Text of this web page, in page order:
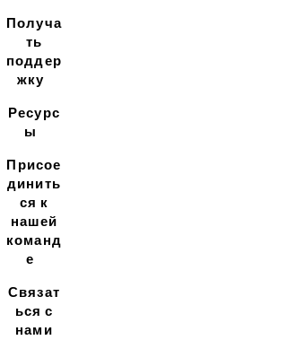
Получа
ть
поддер
жку
Ресурс
ы
Присое
динить
ся к
нашей
команд
е
Связат
ься с
нами